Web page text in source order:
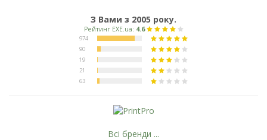
З Вами з 2005 року.
Всі бренди ...